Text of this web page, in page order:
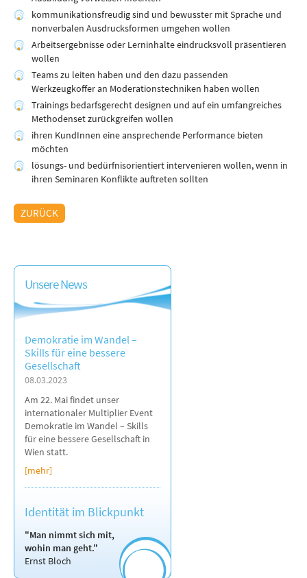
kommunikationsfreudig sind und bewusster mit Sprache und
nonverbalen Ausdrucksformen umgehen wollen
Arbeitsergebnisse oder Lerninhalte eindrucksvoll präsentieren
wollen
Teams zu leiten haben und den dazu passenden
Werkzeugkoffer an Moderationstechniken haben wollen
Trainings bedarfsgerecht designen und auf ein umfangreiches
Methodenset zurückgreifen wollen
ihren KundInnen eine ansprechende Performance bieten
möchten
lösungs- und bedürfnisorientiert intervenieren wollen, wenn in
ihren Seminaren Konflikte auftreten sollten
ZURÜCK
Unsere News
Demokratie im Wandel –
Skills für eine bessere
Gesellschaft
08.03.2023
Am 22. Mai findet unser
internationaler Multiplier Event
Demokratie im Wandel – Skills
für eine bessere Gesellschaft in
Wien statt.
[mehr]
Identität im Blickpunkt
"Man nimmt sich mit,
wohin man geht."
Ernst Bloch